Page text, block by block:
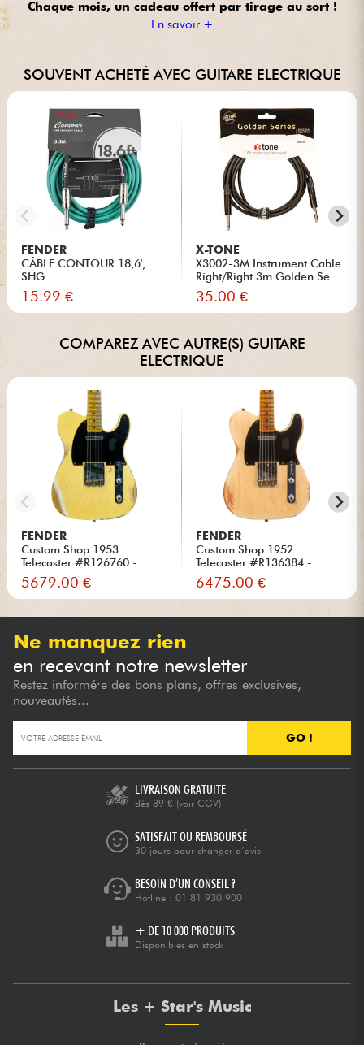
Chaque mois, un cadeau offert par tirage au sort !
En savoir +
SOUVENT ACHETÉ AVEC GUITARE ELECTRIQUE
FENDER
CÂBLE CONTOUR 18,6',
SHG
15.99 €
X-TONE
X3002-3M Instrument Cable
Right/Right 3m Golden Se...
35.00 €
COMPAREZ AVEC AUTRE(S) GUITARE
ELECTRIQUE
FENDER
Custom Shop 1953
Telecaster #R126760 -
Heavy Relic...
5679.00 €
FENDER
Custom Shop 1952
Telecaster #R136384 -
Heavy Relic...
6475.00 €
Ne manquez rien
en recevant notre newsletter
Restez informé·e des bons plans, offres exclusives,
nouveautés...
GO !
LIVRAISON GRATUITE
dès 89 € (voir CGV)
SATISFAIT OU REMBOURSÉ
30 jours pour changer d’avis
BESOIN D’UN CONSEIL ?
Hotline : 01 81 930 900
+ DE 10 000 PRODUITS
Disponibles en stock
Les + Star's Music